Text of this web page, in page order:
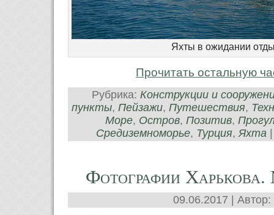
Яхты в ожидании
Прочитать остальную
Рубрика: Конструкции и
пункты, Пейзажи, Путешествия,
Море, Остров, Позитив,
Средиземноморье, Турция, Яхта
Фотографии
09.06.2017 | Автор: